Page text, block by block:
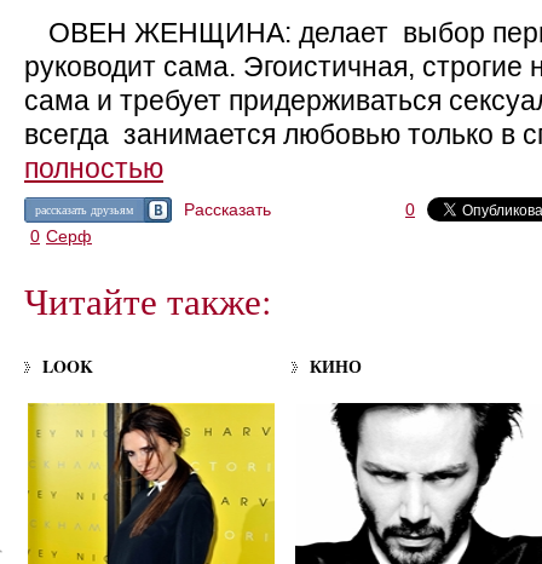
ОВЕН ЖЕНЩИНА: делает выбор
руководит сама. Эгоистичная,
сама и требует придерживаться
всегда занимается любовью только в
полностью
рассказать друзьям Рассказать
0
0 Серф
Читайте также:
LOOK КИНО